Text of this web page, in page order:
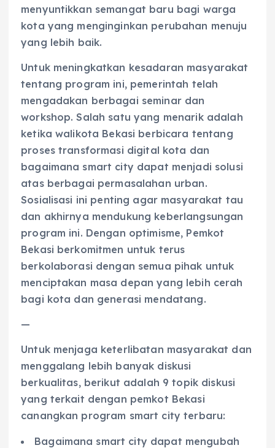
menyuntikkan semangat baru bagi warga
kota yang menginginkan perubahan menuju
yang lebih baik.
Untuk meningkatkan kesadaran masyarakat
tentang program ini, pemerintah telah
mengadakan berbagai seminar dan
workshop. Salah satu yang menarik adalah
ketika walikota Bekasi berbicara tentang
proses transformasi digital kota dan
bagaimana smart city dapat menjadi solusi
atas berbagai permasalahan urban.
Sosialisasi ini penting agar masyarakat tau
dan akhirnya mendukung keberlangsungan
program ini. Dengan optimisme, Pemkot
Bekasi berkomitmen untuk terus
berkolaborasi dengan semua pihak untuk
menciptakan masa depan yang lebih cerah
bagi kota dan generasi mendatang.
—
Untuk menjaga keterlibatan masyarakat dan
menggalang lebih banyak diskusi
berkualitas, berikut adalah 9 topik diskusi
yang terkait dengan pemkot Bekasi
canangkan program smart city terbaru:
Bagaimana smart city dapat mengubah